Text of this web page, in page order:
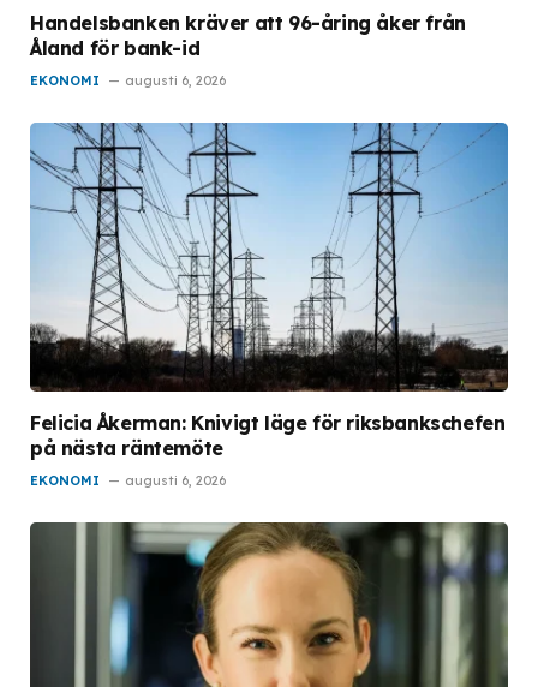
Handelsbanken kräver att 96-åring åker från
Åland för bank-id
EKONOMI augusti 6, 2026
Felicia Åkerman: Knivigt läge för riksbankschefen
på nästa räntemöte
EKONOMI augusti 6, 2026